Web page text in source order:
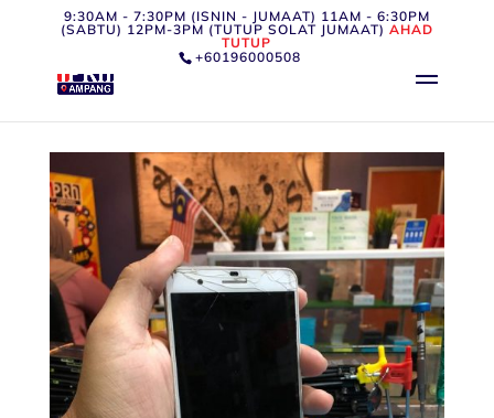
9:30AM - 7:30PM (ISNIN - JUMAAT) 11AM - 6:30PM
(SABTU) 12PM-3PM (TUTUP SOLAT JUMAAT) AHAD
TUTUP
+60196000508